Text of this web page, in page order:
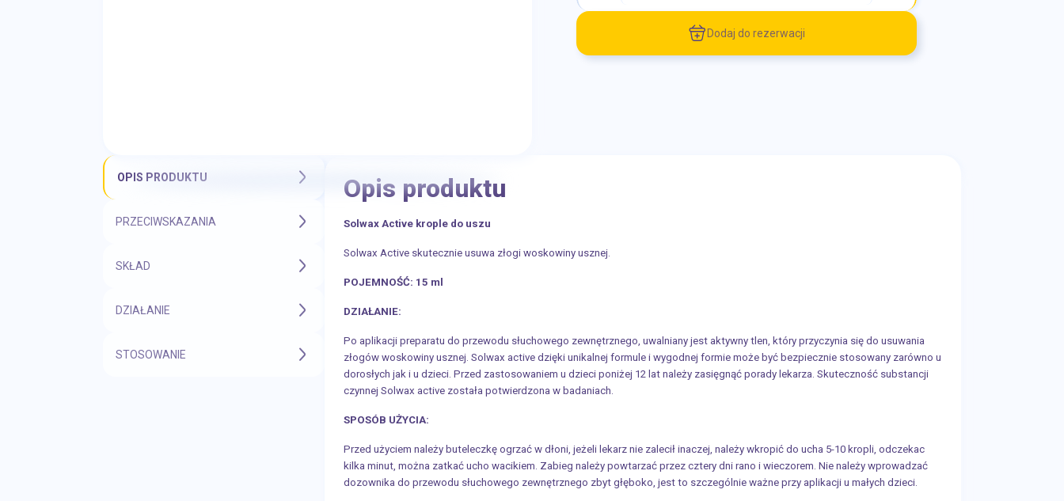
Dodaj do rezerwacji
OPIS PRODUKTU
PRZECIWSKAZANIA
SKŁAD
DZIAŁANIE
STOSOWANIE
Opis produktu
Solwax Active krople do uszu
Solwax Active skutecznie usuwa złogi woskowiny usznej.
POJEMNOŚĆ: 15 ml
DZIAŁANIE:
Po aplikacji preparatu do przewodu słuchowego zewnętrznego, uwalniany jest aktywny tlen, który przyczynia się do usuwania
złogów woskowiny usznej. Solwax active dzięki unikalnej formule i wygodnej formie może być bezpiecznie stosowany zarówno u
dorosłych jak i u dzieci. Przed zastosowaniem u dzieci poniżej 12 lat należy zasięgnąć porady lekarza. Skuteczność substancji
czynnej Solwax active została potwierdzona w badaniach.
SPOSÓB UŻYCIA:
Przed użyciem należy buteleczkę ogrzać w dłoni, jeżeli lekarz nie zalecił inaczej, należy wkropić do ucha 5-10 kropli, odczekac
kilka minut, można zatkać ucho wacikiem. Zabieg należy powtarzać przez cztery dni rano i wieczorem. Nie należy wprowadzać
dozownika do przewodu słuchowego zewnętrznego zbyt głęboko, jest to szczególnie ważne przy aplikacji u małych dzieci.